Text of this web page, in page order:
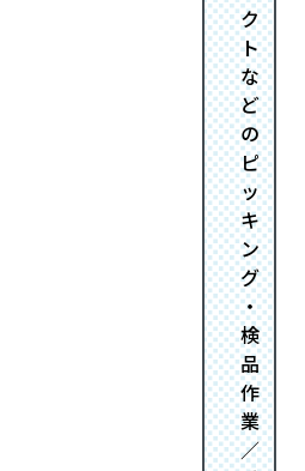
ク
ト
な
ど
の
ピ
ッ
キ
ン
グ
・
検
品
作
業
／